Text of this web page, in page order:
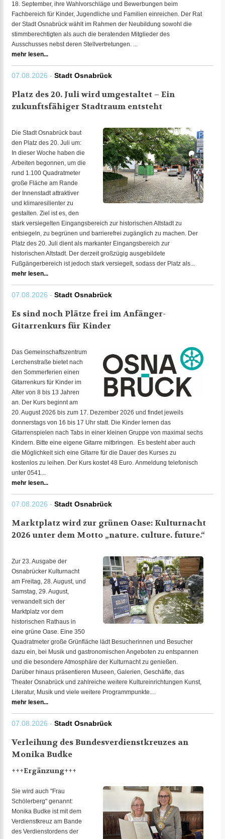
18. September, ihre Wahlvorschläge und Bewerbungen beim
Fachbereich für Kinder, Jugendliche und Familien einreichen. Der Rat
der Stadt Osnabrück wählt im Rahmen der Neubildung sowohl die
stimmberechtigten als auch die beratenden Mitglieder des
Ausschusses nebst deren Stellvertretungen. ...
mehr lesen...
07.08.2026 - Stadt Osnabrück
Platz des 20. Juli wird umgestaltet – Ein
zukunftsfähiger Stadtraum entsteht
Die Stadt Osnabrück baut
den Platz des 20. Juli um:
In dieser Woche haben die
Arbeiten begonnen, um die
rund 1.100 Quadratmeter
große Fläche am Rande
der Innenstadt attraktiver
und klimaresilienter zu
gestalten. Ziel ist es, den
stark versiegelten Eingangsbereich zur historischen Altstadt zu
entsiegeln, zu begrünen und barrierefrei zugänglich zu machen. Der
Platz des 20. Juli dient als markanter Eingangsbereich zur
historischen Altstadt. Der derzeit großzügig ausgebildete
Fußgängerbereich ist jedoch stark versiegelt, sodass der Platz als...
mehr lesen...
07.08.2026 - Stadt Osnabrück
Es sind noch Plätze frei im Anfänger-
Gitarrenkurs für Kinder
Das Gemeinschaftszentrum
Lerchenstraße bietet nach
den Sommerferien einen
Gitarrenkurs für Kinder im
Alter von 8 bis 13 Jahren
an. Der Kurs beginnt am
20. August 2026 bis zum 17. Dezember 2026 und findet jeweils
donnerstags von 16 bis 17 Uhr statt. Die Kinder lernen das
Gitarrenspielen nach Tabs in einer kleinen Gruppe von maximal sechs
Kindern. Bitte eine eigene Gitarre mitbringen. Es besteht aber auch
die Möglichkeit sich eine Gitarre für die Dauer des Kurses zu
kostenlos zu leihen. Der Kurs kostet 48 Euro. Anmeldung telefonisch
unter 0541...
mehr lesen...
07.08.2026 - Stadt Osnabrück
Marktplatz wird zur grünen Oase: Kulturnacht
2026 unter dem Motto „nature. culture. future.“
Zur 23. Ausgabe der
Osnabrücker Kulturnacht
am Freitag, 28. August, und
Samstag, 29. August,
verwandelt sich der
Marktplatz vor dem
historischen Rathaus in
eine grüne Oase. Eine 350
Quadratmeter große Grünfläche lädt Besucherinnen und Besucher
dazu ein, bei Musik und gastronomischen Angeboten zu entspannen
und die besondere Atmosphäre der Kulturnacht zu genießen.
Darüber hinaus präsentieren Museen, Galerien, Geschäfte, das
Theater Osnabrück und zahlreiche weitere Kultureinrichtungen Kunst,
Literatur, Musik und viele weitere Programmpunkte....
mehr lesen...
07.08.2026 - Stadt Osnabrück
Verleihung des Bundesverdienstkreuzes an
Monika Budke
+++Ergänzung+++
Sie wird auch "Frau
Schölerberg" genannt:
Monika Budke ist mit dem
Verdienstkreuz am Bande
des Verdienstordens der